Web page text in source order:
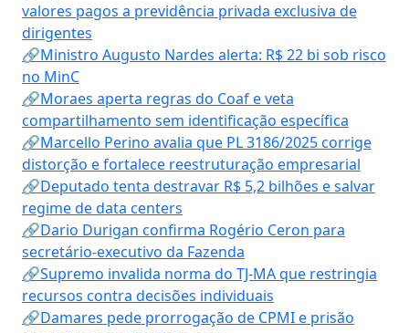
valores pagos a previdência privada exclusiva de
dirigentes
🔗Ministro Augusto Nardes alerta: R$ 22 bi sob risco
no MinC
🔗Moraes aperta regras do Coaf e veta
compartilhamento sem identificação específica
🔗Marcello Perino avalia que PL 3186/2025 corrige
distorção e fortalece reestruturação empresarial
🔗Deputado tenta destravar R$ 5,2 bilhões e salvar
regime de data centers
🔗Dario Durigan confirma Rogério Ceron para
secretário-executivo da Fazenda
🔗Supremo invalida norma do TJ-MA que restringia
recursos contra decisões individuais
🔗Damares pede prorrogação de CPMI e prisão